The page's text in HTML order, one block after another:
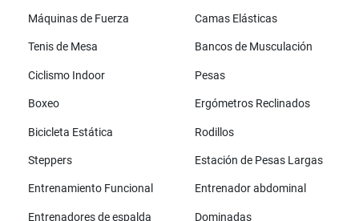
Máquinas de Fuerza Camas Elásticas
Tenis de Mesa Bancos de Musculación
Ciclismo Indoor Pesas
Boxeo Ergómetros Reclinados
Bicicleta Estática Rodillos
Steppers Estación de Pesas Largas
Entrenamiento Funcional Entrenador abdominal
Entrenadores de espalda Dominadas